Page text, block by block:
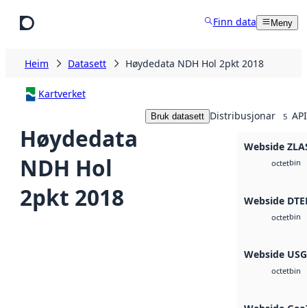
Finn data Meny
Heim Datasett Høydedata NDH Hol 2pkt 2018
Kartverket
Høydedata
NDH Hol
2pkt 2018
Bruk datasett Distribusjonar 5
Webside
octetbin
Webside
octetbin
Webside
octetbin